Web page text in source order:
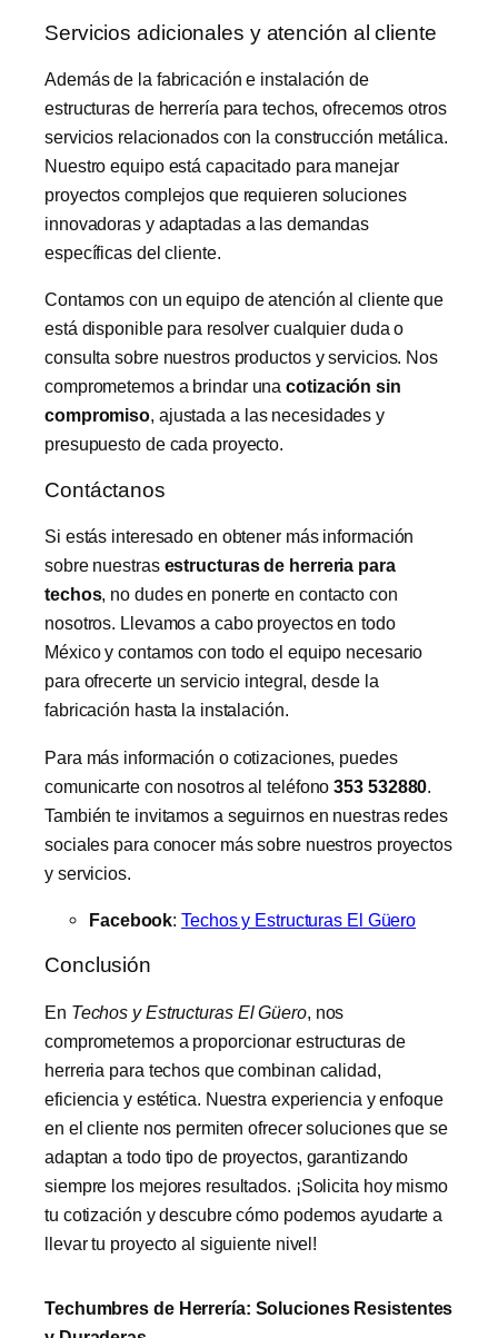
Servicios adicionales y atención al cliente
Además de la fabricación e instalación de
estructuras de herrería para techos, ofrecemos otros
servicios relacionados con la construcción metálica.
Nuestro equipo está capacitado para manejar
proyectos complejos que requieren soluciones
innovadoras y adaptadas a las demandas
específicas del cliente.
Contamos con un equipo de atención al cliente que
está disponible para resolver cualquier duda o
consulta sobre nuestros productos y servicios. Nos
comprometemos a brindar unacotización sin
compromiso, ajustada a las necesidades y
presupuesto de cada proyecto.
Contáctanos
Si estás interesado en obtener más información
sobre nuestras estructuras de herreria para
techos, no dudes en ponerte en contacto con
nosotros. Llevamos a cabo proyectos en todo
México y contamos con todo el equipo necesario
para ofrecerte un servicio integral, desde la
fabricación hasta la instalación.
Para más información o cotizaciones, puedes
comunicarte con nosotros al teléfono353 532880.
También te invitamos a seguirnos en nuestras redes
sociales para conocer más sobre nuestros proyectos
y servicios.
Facebook:Techos y Estructuras El Güero
Conclusión
En Techos y Estructuras El Güero, nos
comprometemos a proporcionar estructuras de
herreria para techos que combinan calidad,
eficiencia y estética. Nuestra experiencia y enfoque
en el cliente nos permiten ofrecer soluciones que se
adaptan a todo tipo de proyectos, garantizando
siempre los mejores resultados. ¡Solicita hoy mismo
tu cotización y descubre cómo podemos ayudarte a
llevar tu proyecto al siguiente nivel!
Techumbres de Herrería: Soluciones Resistentes